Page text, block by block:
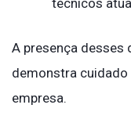
A presença
demonstra cuidado
empresa.